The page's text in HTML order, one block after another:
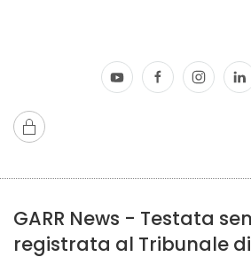
GARR News - Testata
registrata al Tribunale di